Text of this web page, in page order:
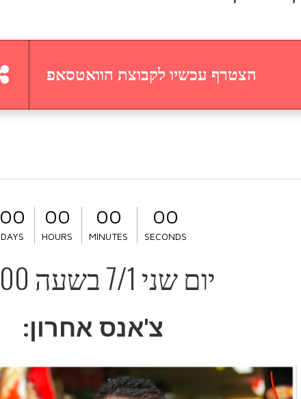
הצטרף עכשיו לקבוצת הוואטסאפ
00
DAYS
00
HOURS
00
MINUTES
00
SECONDS
יום שני 7/1 בשעה 21:00
צ'אנס אחרון: